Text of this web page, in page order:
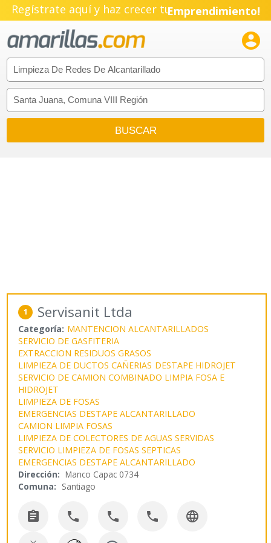
Regístrate aquí y haz crecer tuEmprendimiento!

1 Servisanit Ltda
Categoría: MANTENCION ALCANTARILLADOS
SERVICIO DE GASFITERIA
EXTRACCION RESIDUOS GRASOS
LIMPIEZA DE DUCTOS CAÑERIAS DESTAPE HIDROJET
SERVICIO DE CAMION COMBINADO LIMPIA FOSA E
HIDROJET
LIMPIEZA DE FOSAS
EMERGENCIAS DESTAPE ALCANTARILLADO
CAMION LIMPIA FOSAS
LIMPIEZA DE COLECTORES DE AGUAS SERVIDAS
SERVICIO LIMPIEZA DE FOSAS SEPTICAS
EMERGENCIAS DESTAPE ALCANTARILLADO
Dirección: Manco Capac 0734
Comuna: Santiago
    